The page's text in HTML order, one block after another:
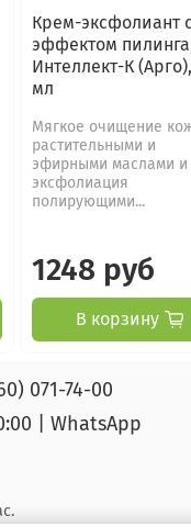
Крем-эксфолиант с
эффектом
Интеллект-К
мл
Мягкое очищение
растительными и
эфирными маслами и
эксфолиация
полирующими...
1248 руб
В корзину
071-74-00
| WhatsApp